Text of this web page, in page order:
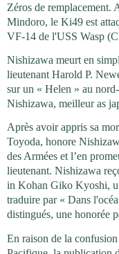
Zéros de remplacement.
Mindoro, le Ki49 est
VF-14 de l'USS Wasp
Nishizawa meurt en
lieutenant Harold P.
sur un « Helen » au
Nishizawa, meilleur as
Après avoir appris sa
Toyoda, honore
des Armées et l’en
lieutenant. Nishizawa
in Kohan Giko Kyoshi,
traduire par « Dans
distingués, une honorée
En raison de la